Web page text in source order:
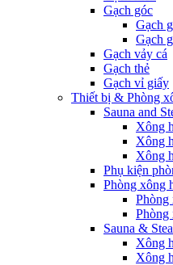
Gạch góc
Gạch
Gạch
Gạch vảy cá
Gạch thẻ
Gạch vỉ giấy
Thiết bị & Phòng
Sauna and
Xông
Xông
Xông
Phụ kiện
Phòng xông
Phòng
Phòng
Sauna &
Xông
Xông